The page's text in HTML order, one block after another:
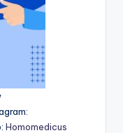
Homomedicus